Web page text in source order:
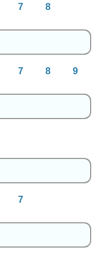
7 8
7 8 9
7